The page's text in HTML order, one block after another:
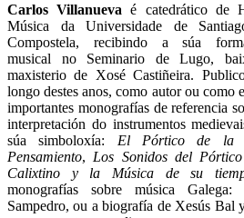
Carlos Villanueva é catedrático de
Música da Universidade de
Compostela, recibindo a súa
musical no Seminario de Lugo,
maxisterio de Xosé Castiñeira.
longo destes anos, como autor ou como
importantes monografías de referencia
interpretación do instrumentos
súa simboloxía: El Pórtico de la
Pensamiento, Los Sonidos del
Calixtino y la Música de su
monografías sobre música
Sampedro, ou a biografía de Xesús Bal